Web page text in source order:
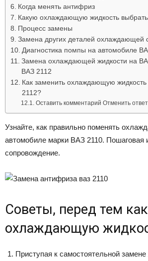
Когда менять антифриз
Какую охлаждающую жидкость
Процесс замены
Замена других деталей охлаждающей
Диагностика помпы на автомобиле
Замена охлаждающей жидкости на
ВАЗ 2112
Как заменить охлаждающую
2112?
Оставить комментарий Отменить ответ
Узнайте, как правильно поменять
автомобиле марки ВАЗ 2110. Пошаговая
сопровождение.
Советы, перед тем
охлаждающую
Приступая к самостоятельной